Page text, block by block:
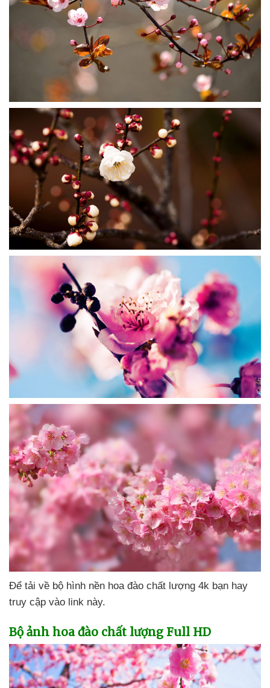
Để tải về bộ hình nền hoa đào chất lượng 4k bạn hay
truy cập vào link này.
Bộ ảnh hoa đào chất lượng Full HD